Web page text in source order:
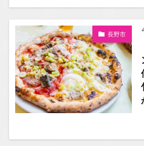
長野市